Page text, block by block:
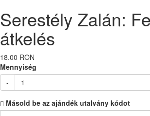
Serestély Zalán:
átkelés
18.00 RON
Mennyiség
-
Másold be az ajándék utalvány kódot